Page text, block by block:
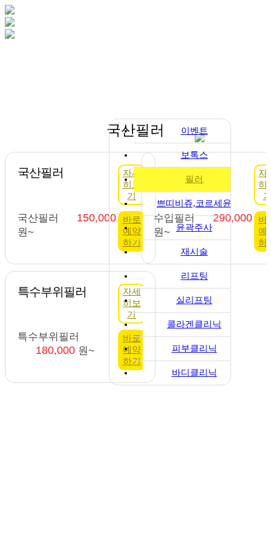
이벤트
보톡스
필러
쁘띠비쥬,코르세윤
윤곽주사
재시술
리프팅
실리프팅
콜라겐클리닉
피부클리닉
바디클리닉
국산필러
국산필러
자세
히보
기
국산필러 150,000
원~
바로
예약
하기
수입필러
자
히
수입필러 290,000
원~
바
예
하
특수부위필러
자세
히보
기
특수부위필러
180,000 원~
바로
예약
하기